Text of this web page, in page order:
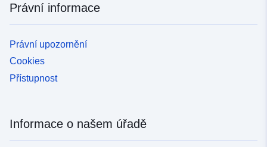
Právní informace
Právní upozornění
Cookies
Přístupnost
Informace o našem úřadě